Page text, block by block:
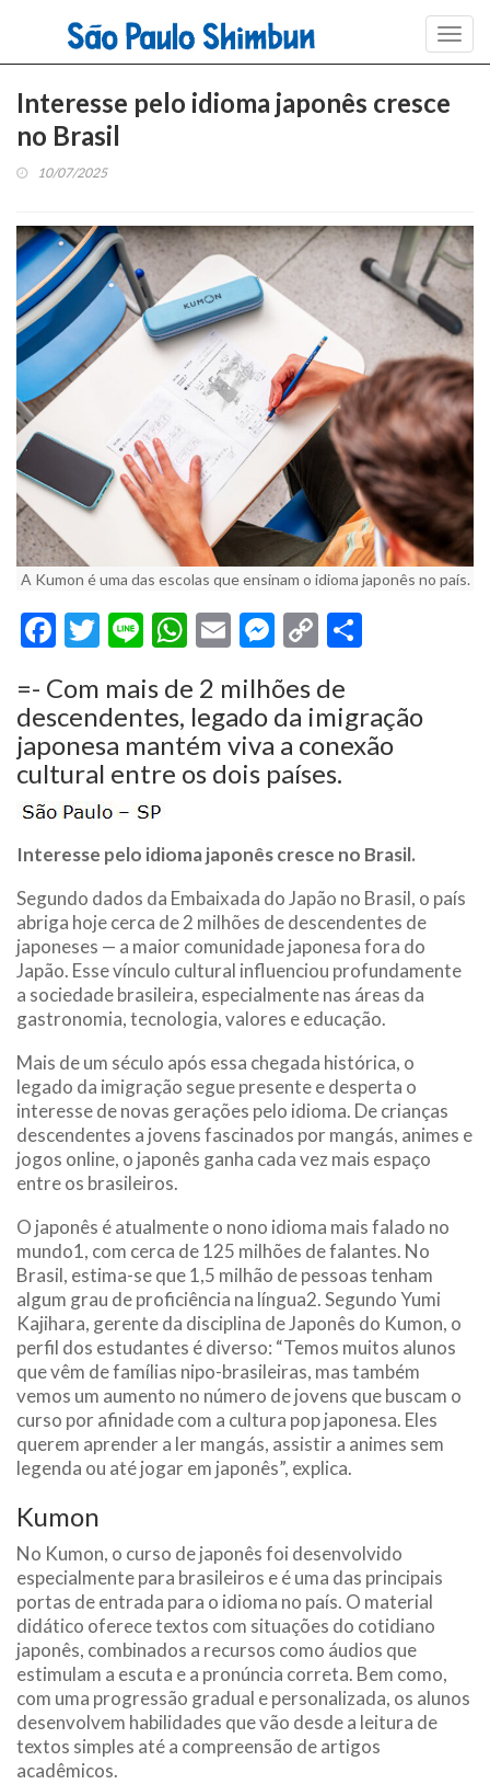
Interesse pelo idioma japonês cresce
no Brasil
10/07/2025
A Kumon é uma das escolas que ensinam o idioma japonês no país.
Facebook
Twitter
LineWhatsApp
EmailMessenger
Copy
=- Com mais de 2 milhões de
descendentes, legado da imigração
japonesa mantém viva a conexão
cultural entre os dois países.
Interesse pelo idioma japonês cresce no Brasil.
Segundo dados da Embaixada do Japão no Brasil, o país
abriga hoje cerca de 2 milhões de descendentes de
japoneses — a maior comunidade japonesa fora do
Japão. Esse vínculo cultural influenciou profundamente
a sociedade brasileira, especialmente nas áreas da
gastronomia, tecnologia, valores e educação.
Mais de um século após essa chegada histórica, o
legado da imigração segue presente e desperta o
interesse de novas gerações pelo idioma. De crianças
descendentes a jovens fascinados por mangás, animes e
jogos online, o japonês ganha cada vez mais espaço
entre os brasileiros.
O japonês é atualmente o nono idioma mais falado no
mundo1, com cerca de 125 milhões de falantes. No
Brasil, estima-se que 1,5 milhão de pessoas tenham
algum grau de proficiência na língua2. Segundo Yumi
Kajihara, gerente da disciplina de Japonês do Kumon, o
perfil dos estudantes é diverso: “Temos muitos alunos
que vêm de famílias nipo-brasileiras, mas também
vemos um aumento no número de jovens que buscam o
curso por afinidade com a cultura pop japonesa. Eles
querem aprender a ler mangás, assistir a animes sem
legenda ou até jogar em japonês”, explica.
Kumon
No Kumon, o curso de japonês foi desenvolvido
especialmente para brasileiros e é uma das principais
portas de entrada para o idioma no país. O material
didático oferece textos com situações do cotidiano
japonês, combinados a recursos como áudios que
estimulam a escuta e a pronúncia correta. Bem como,
com uma progressão gradual e personalizada, os alunos
desenvolvem habilidades que vão desde a leitura de
textos simples até a compreensão de artigos
acadêmicos.